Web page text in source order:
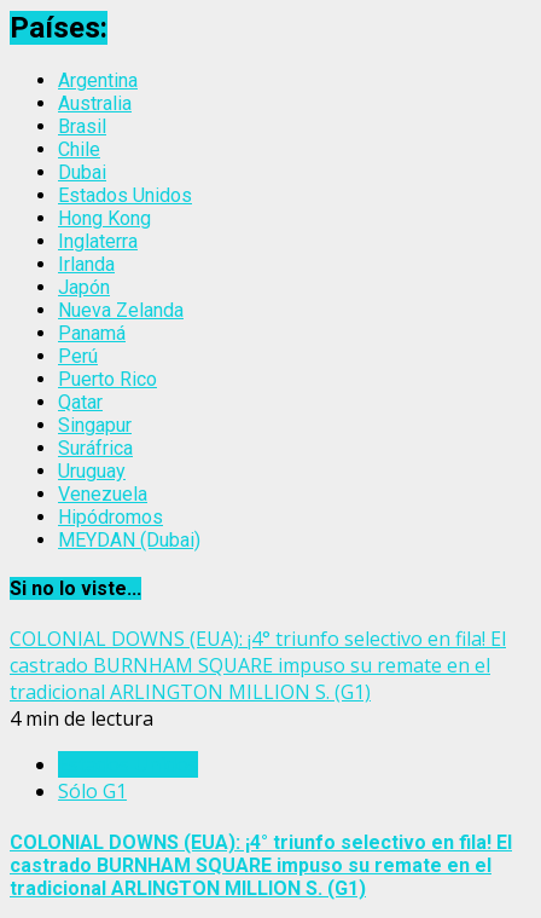
Países:
Argentina
Australia
Brasil
Chile
Dubai
Estados Unidos
Hong Kong
Inglaterra
Irlanda
Japón
Nueva Zelanda
Panamá
Perú
Puerto Rico
Qatar
Singapur
Suráfrica
Uruguay
Venezuela
Hipódromos
MEYDAN (Dubai)
Si no lo viste...
COLONIAL DOWNS (EUA): ¡4° triunfo selectivo en fila! El
castrado BURNHAM SQUARE impuso su remate en el
tradicional ARLINGTON MILLION S. (G1)
4 min de lectura
Sólo G1
COLONIAL DOWNS (EUA): ¡4° triunfo selectivo en fila! El
castrado BURNHAM SQUARE impuso su remate en el
tradicional ARLINGTON MILLION S. (G1)